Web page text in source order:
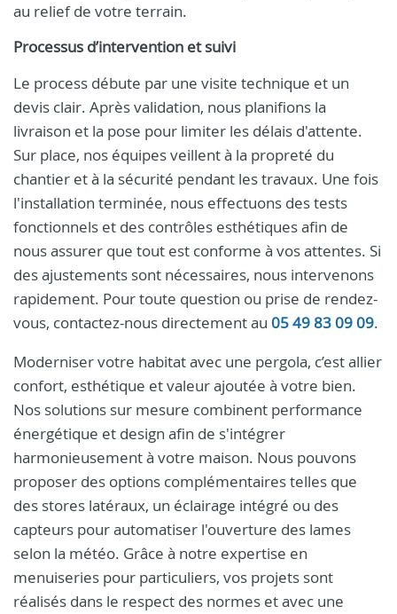
au relief de votre terrain.
Processus d’intervention et suivi
Le process débute par une visite technique et un
devis clair. Après validation, nous planifions la
livraison et la pose pour limiter les délais d'attente.
Sur place, nos équipes veillent à la propreté du
chantier et à la sécurité pendant les travaux. Une fois
l'installation terminée, nous effectuons des tests
fonctionnels et des contrôles esthétiques afin de
nous assurer que tout est conforme à vos attentes. Si
des ajustements sont nécessaires, nous intervenons
rapidement. Pour toute question ou prise de rendez-
vous, contactez-nous directement au 05 49 83 09 09.
Moderniser votre habitat avec une pergola, c’est allier
confort, esthétique et valeur ajoutée à votre bien.
Nos solutions sur mesure combinent performance
énergétique et design afin de s'intégrer
harmonieusement à votre maison. Nous pouvons
proposer des options complémentaires telles que
des stores latéraux, un éclairage intégré ou des
capteurs pour automatiser l'ouverture des lames
selon la météo. Grâce à notre expertise en
menuiseries pour particuliers, vos projets sont
réalisés dans le respect des normes et avec une